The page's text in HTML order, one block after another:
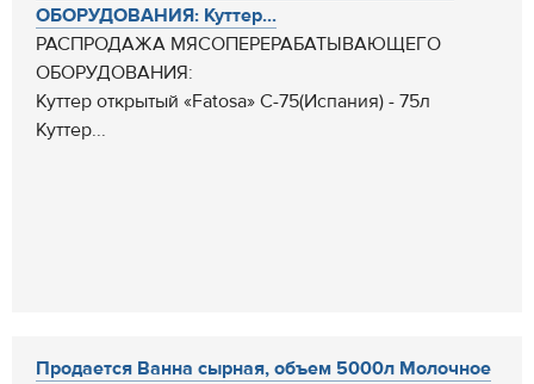
ОБОРУДОВАНИЯ: Куттер...
РАСПРОДАЖА МЯСОПЕРЕРАБАТЫВАЮЩЕГО
ОБОРУДОВАНИЯ:
Куттер открытый «Fatosa» С-75(Испания) - 75л
Куттер...
Продается Ванна сырная, объем 5000л Молочное